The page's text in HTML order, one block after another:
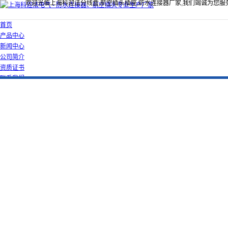
欢迎光临上海科迎法分线盒,航空插头插座,防水连接器厂家,我们竭诚为您服
首页
产品中心
新闻中心
公司简介
资质证书
联系我们